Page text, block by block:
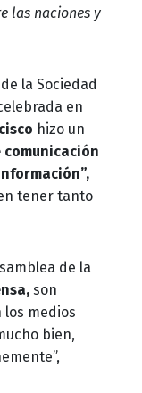
las naciones y
la Sociedad
en
hizo un
comunicación
tener tanto
de la
son
medios
bien,